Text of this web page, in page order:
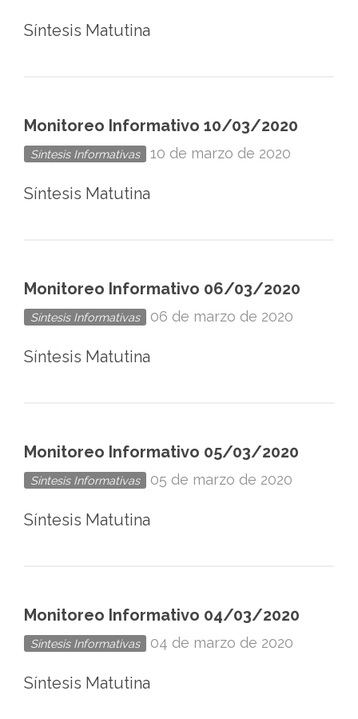
Síntesis Matutina
Monitoreo Informativo 10/03/2020
Síntesis Informativas 10 de marzo de 2020
Síntesis Matutina
Monitoreo Informativo 06/03/2020
Síntesis Informativas 06 de marzo de 2020
Síntesis Matutina
Monitoreo Informativo 05/03/2020
Síntesis Informativas 05 de marzo de 2020
Síntesis Matutina
Monitoreo Informativo 04/03/2020
Síntesis Informativas 04 de marzo de 2020
Síntesis Matutina